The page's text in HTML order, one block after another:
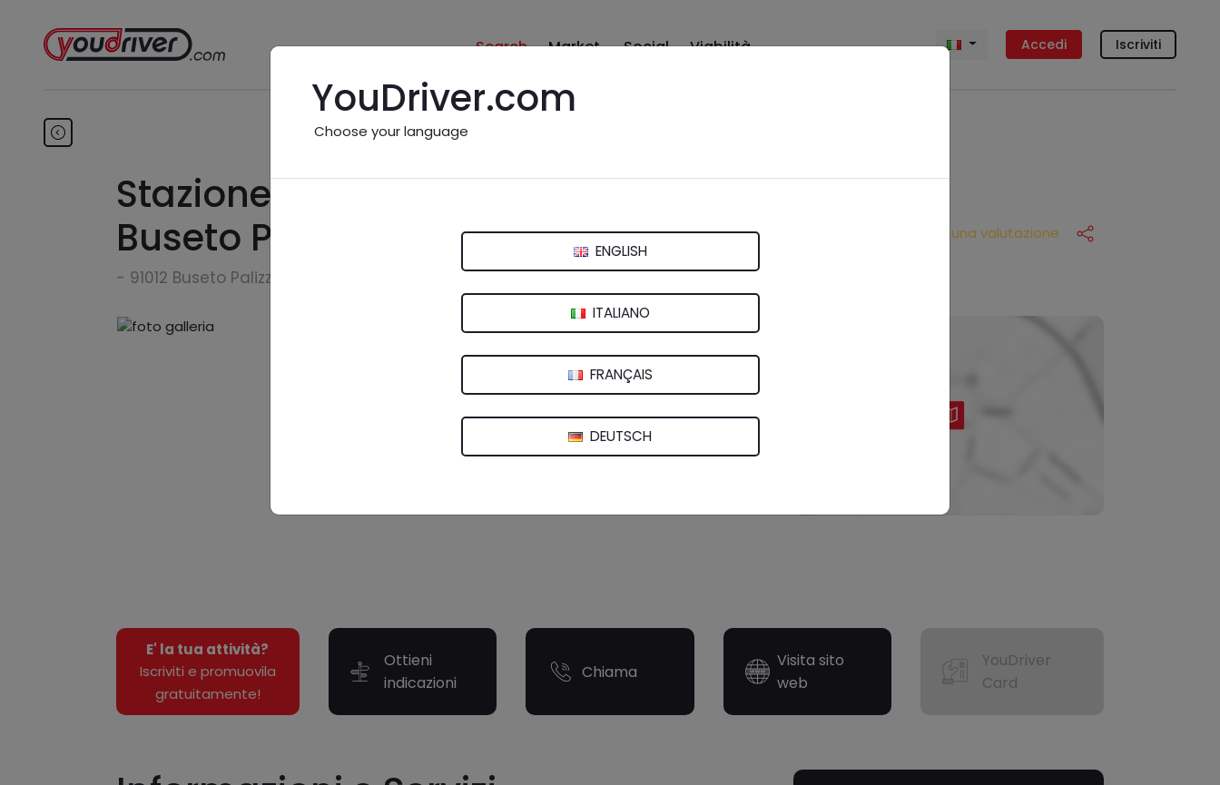
Search Market Social Viabilità Accedi Iscriviti
Stazione di Servizio ESSO
Buseto Palizzolo
- 91012 Buseto Palizzolo (TP)
Nessuna valutazione
E' la tua attività?
Iscriviti e promuovila
gratuitamente!
Ottieni
indicazioni
Chiama
Visita sito
web
YouDriver
Card
YouDriver.com
Choose your language
ENGLISH
ITALIANO
FRANÇAIS
DEUTSCH